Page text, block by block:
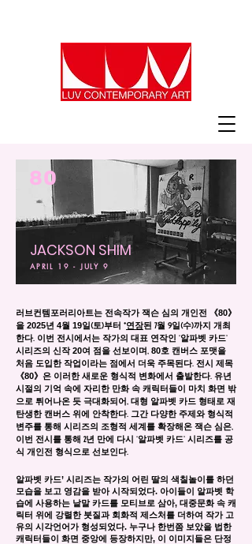
80
JACKSON SHIM
APRIL 19 - JULY 9
러브컨템포러리아트는 전속작가 잭슨 심의 개인전 《80》
을 2025년 4월 19일(토)부터 *연장된 7월 9일(수)까지 개최
한다. 이번 전시에서는 작가의 대표 연작인 ‘알파벳 카드’
시리즈의 신작20여 점을 선보이며, 80호 캔버스 포맷을
처음 도입한 작업이라는 점에서 더욱 주목된다. 전시 제목
《80》 은 이러한 새로운 형식적 변화에서 출발한다. 유년
시절의 기억 속에 자리한 만화 속 캐릭터들이 마치 화면 밖
으로 튀어나온 듯 극대화되어, 대형 알파벳 카드 형태로 재
탄생한 캔버스 위에 안착한다. 그간 다양한 주제와 형식적
변주를 통해 시리즈의 조형적 세계를 확장해온 잭슨 심은,
이번 전시를 통해 2년 만에 다시 ‘알파벳 카드’ 시리즈를 공
식 개인전 형식으로 선보인다.
알파벳 카드’ 시리즈는 작가의 어린 딸의 색칠놀이를 하던
모습을 보고 영감을 받아 시작되었다. 아이들이 알파벳 학
습에 사용하는 낱말 카드를 모티브로 삼아, 대중문화 속 캐
릭터 위에 강렬한 붓질과 회화적 제스처를 더하여 작가 고
유의 시각언어가 형성되었다. 누구나 한번쯤 보았을 법한
캐릭터들이 화면 중앙에 등장하지만, 이 이미지들은 단정